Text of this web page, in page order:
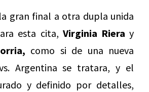
gran final a otra dupla unida
esta cita, Virginia Riera y
como si de una nueva
Argentina se tratara, y el
y definido por detalles,